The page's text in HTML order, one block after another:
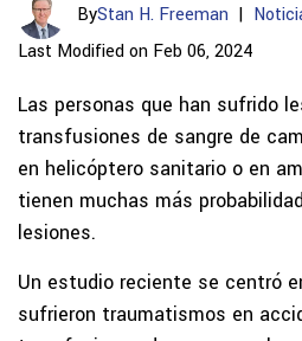
ByStan H. Freeman |
Last Modified on Feb 06, 2024
Las personas que han sufrido
transfusiones de sangre de
en helicóptero sanitario o en
tienen muchas más
lesiones.
Un estudio reciente se centró
sufrieron traumatismos en